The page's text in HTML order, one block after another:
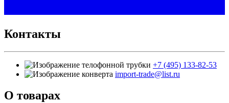
Контакты
+7 (495) 133-82-53
import-trade@list.ru
О товарах